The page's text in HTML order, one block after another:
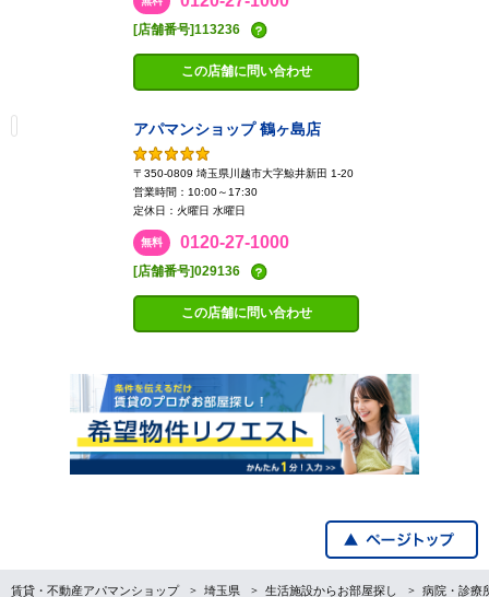
[店舗番号]113236
この店舗に問い合わせ
アパマンショップ 鶴ヶ島店
〒350-0809 埼玉県川越市大字鯨井新田 1-20
営業時間：10:00～17:30
定休日：火曜日 水曜日
無料 0120-27-1000
[店舗番号]029136
この店舗に問い合わせ
賃貸・不動産アパマンショップ 埼玉県 生活施設からお部屋探し 病院・診療